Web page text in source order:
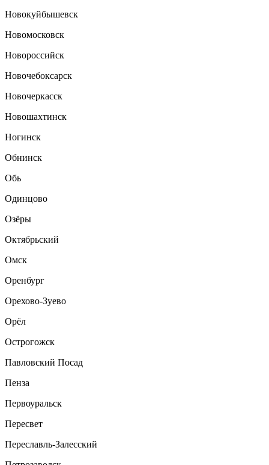
Новокуйбышевск
Новомосковск
Новороссийск
Новочебоксарск
Новочеркасск
Новошахтинск
Ногинск
Обнинск
Обь
Одинцово
Озёры
Октябрьский
Омск
Оренбург
Орехово-Зуево
Орёл
Острогожск
Павловский Посад
Пенза
Первоуральск
Пересвет
Переславль-Залесский